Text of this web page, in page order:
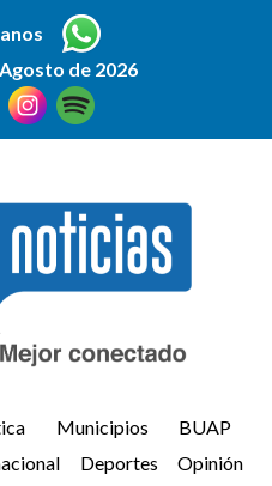
de 2026
Municipios
BUAP
Deportes
Opinión